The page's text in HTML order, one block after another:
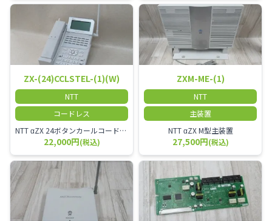
ZX-(24)CCLSTEL-(1)(W)
NTT
コードレス
NTT αZX 24ボタンカールコードレス電話機 無線タイプ、電話機と子機が離れるタイプのカールコードレス電話機です。 決裁者様等、オフィス内を頻繁に動かれる方のご使用が多いです。
22,000円(税込)
ZXM-ME-(1)
NTT
主装置
NTT αZX M型主装置
27,500円(税込)